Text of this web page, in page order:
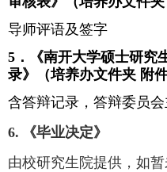
导师评语及签字
5 ．《南开大学硕士研究
录》（培养办文件夹 附
含答辩记录，答辩委员
6.
《毕业决定》
由校研究生院提供，如